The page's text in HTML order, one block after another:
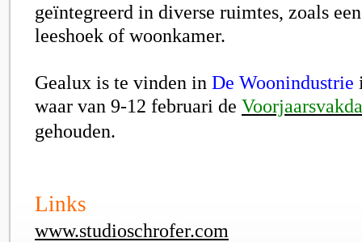
geïntegreerd in diverse ruimtes, zoals
leeshoek of woonkamer.
Gealux is te vinden in De Woonindustrie
waar van 9-12 februari de
gehouden.
Links
www.studioschrofer.com